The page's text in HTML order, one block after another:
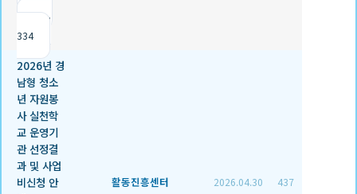
조회
334
2026년 경
남형 청소
년 자원봉
사 실천학
교 운영기
관 선정결
과 및 사업
비신청 안
활동진흥센터 2026.04.30 437